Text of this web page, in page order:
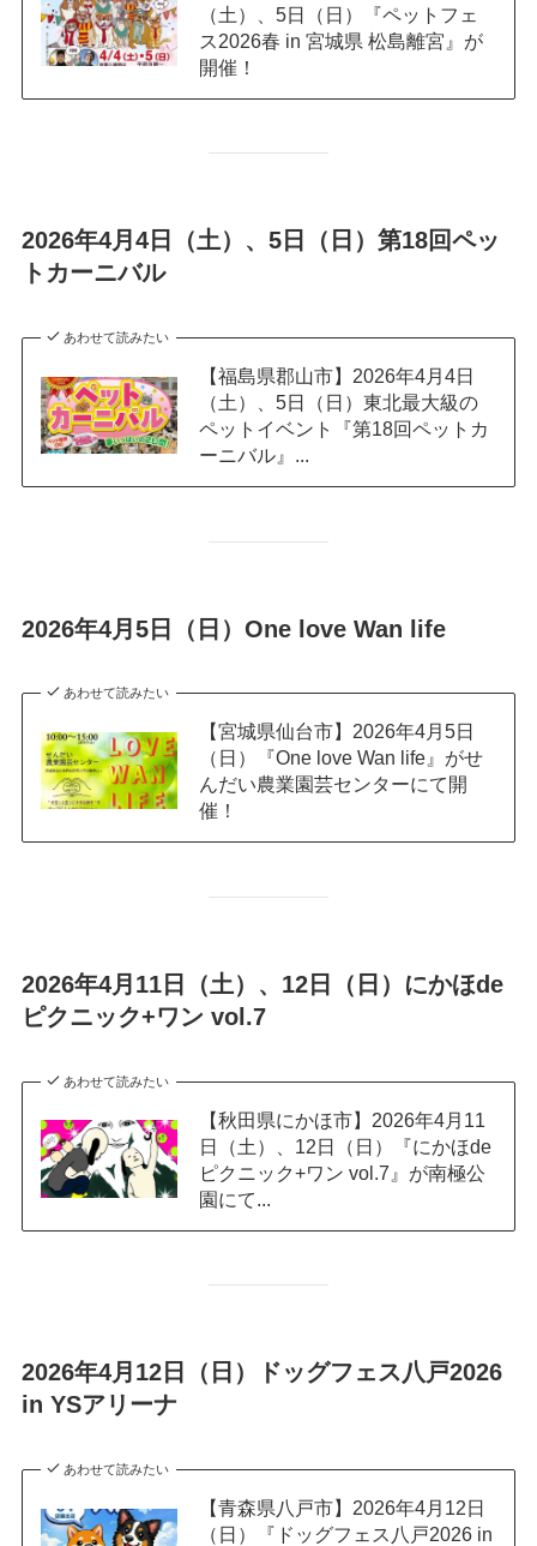
（土）、5日（日）『ペットフェ
ス2026春 in 宮城県 松島離宮』が
開催！
2026年4月4日（土）、5日（日）第18回ペッ
トカーニバル
あわせて読みたい
【福島県郡山市】2026年4月4日
（土）、5日（日）東北最大級の
ペットイベント『第18回ペットカ
ーニバル』...
2026年4月5日（日）One love Wan life
あわせて読みたい
【宮城県仙台市】2026年4月5日
（日）『One love Wan life』がせ
んだい農業園芸センターにて開
催！
2026年4月11日（土）、12日（日）にかほde
ピクニック+ワン vol.7
あわせて読みたい
【秋田県にかほ市】2026年4月11
日（土）、12日（日）『にかほde
ピクニック+ワン vol.7』が南極公
園にて...
2026年4月12日（日）ドッグフェス八戸2026
in YSアリーナ
あわせて読みたい
【青森県八戸市】2026年4月12日
（日）『ドッグフェス八戸2026 in